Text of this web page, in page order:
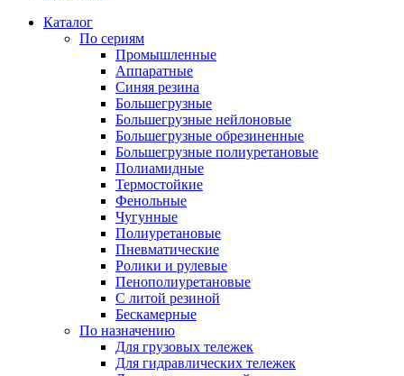
Каталог
По сериям
Промышленные
Аппаратные
Синяя резина
Большегрузные
Большегрузные нейлоновые
Большегрузные обрезиненные
Большегрузные полиуретановые
Полиамидные
Термостойкие
Фенольные
Чугунные
Полиуретановые
Пневматические
Ролики и рулевые
Пенополиуретановые
С литой резиной
Бескамерные
По назначению
Для грузовых тележек
Для гидравлических тележек